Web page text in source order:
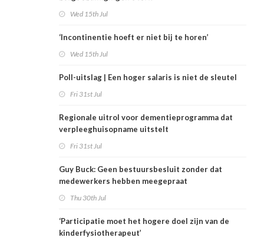
Wed 15th Jul
‘Incontinentie hoeft er niet bij te horen’
Wed 15th Jul
Poll-uitslag | Een hoger salaris is niet de sleutel
Fri 31st Jul
Regionale uitrol voor dementieprogramma dat
verpleeghuisopname uitstelt
Fri 31st Jul
Guy Buck: Geen bestuursbesluit zonder dat
medewerkers hebben meegepraat
Thu 30th Jul
‘Participatie moet het hogere doel zijn van de
kinderfysiotherapeut’